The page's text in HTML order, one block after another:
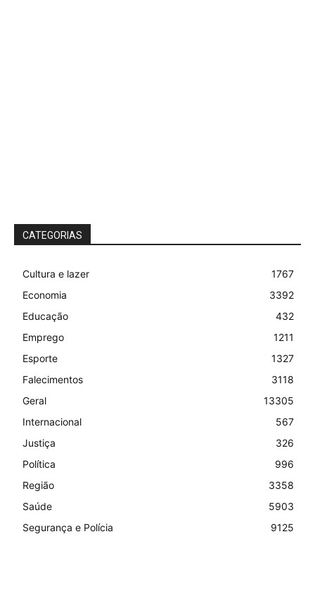
CATEGORIAS
Cultura e lazer
1767
Economia
3392
Educação
432
Emprego
1211
Esporte
1327
Falecimentos
3118
Geral
13305
Internacional
567
Justiça
326
Política
996
Região
3358
Saúde
5903
Segurança e Polícia
9125